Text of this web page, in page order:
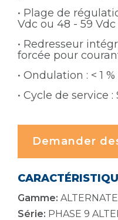
• Plage de
Vdc ou 48 - 59 Vdc
• Redresseur
forcée pour
• Ondulation : < 1
• Cycle de service :
Demander
Gamme:
Série: PHASE 9